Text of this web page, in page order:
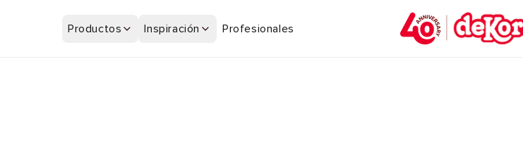
al contenidoProductos Inspiración Profesionales